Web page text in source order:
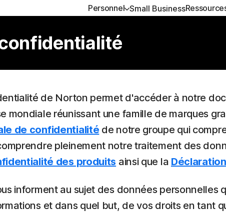
Personnel
FORFAITS TOUT-EN-UN
Norton 360 Deluxe
Norton 360 Standard
Android™
Norton
Tous les produits et services
Small Business
BLOG NORTON
Ressources sur les performances
Ressources sur les escroqueries
OBTENIR DE L'AIDE
de Norton permet d'accéder à notre
mondiale réunissant une famille de marques
de confidentialité de notre groupe qui
pleinement notre traitement des
des produits ainsi que la
informent au sujet des données
et dans quel but, de vos droits en tant